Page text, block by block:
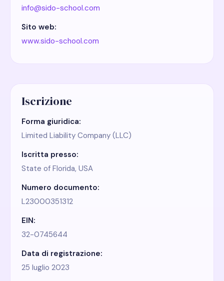
info@sido-school.com
Sito web:
www.sido-school.com
Iscrizione
Forma giuridica:
Limited Liability Company (LLC)
Iscritta presso:
State of Florida, USA
Numero documento:
L23000351312
EIN:
32-0745644
Data di registrazione:
25 luglio 2023